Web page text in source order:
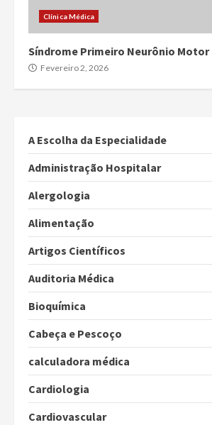
Clínica Médica
Síndrome Primeiro Neurônio Motor
Fevereiro 2, 2026
A Escolha da Especialidade
Administração Hospitalar
Alergologia
Alimentação
Artigos Científicos
Auditoria Médica
Bioquímica
Cabeça e Pescoço
calculadora médica
Cardiologia
Cardiovascular